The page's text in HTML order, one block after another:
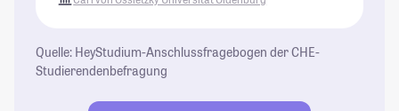
Quelle: HeyStudium-Anschlussfragebogen der CHE-
Studierendenbefragung